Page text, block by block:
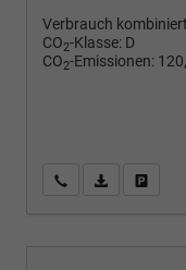
Verbrauch
CO2-Klasse: D
CO2-Emissionen:
Wir rufen Sie an
PDF-